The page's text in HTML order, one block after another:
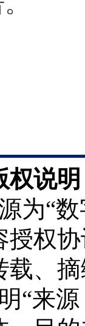
权说
为“
授权
载、
“来